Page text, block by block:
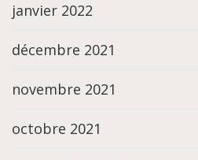
janvier 2022
décembre 2021
novembre 2021
octobre 2021